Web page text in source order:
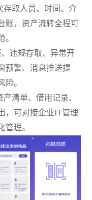
存取人员、时间、介
账，资产流转全程可
。
违规存取、异常开
预警、消息推送提
险。
清单、借用记录、
，可对接企业IT管理
管理。